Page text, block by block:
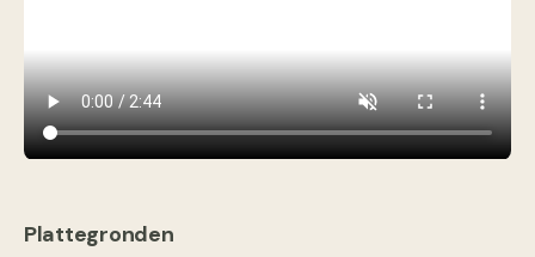
Plattegronden